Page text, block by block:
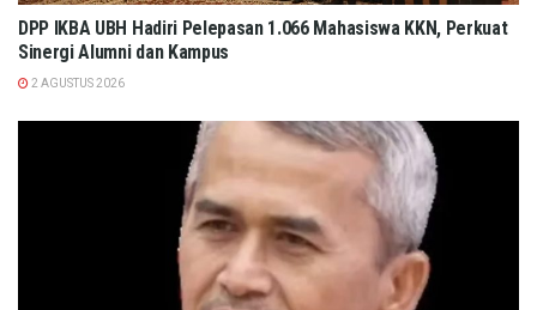
DPP IKBA UBH Hadiri Pelepasan 1.066 Mahasiswa KKN, Perkuat
Sinergi Alumni dan Kampus
2 AGUSTUS 2026